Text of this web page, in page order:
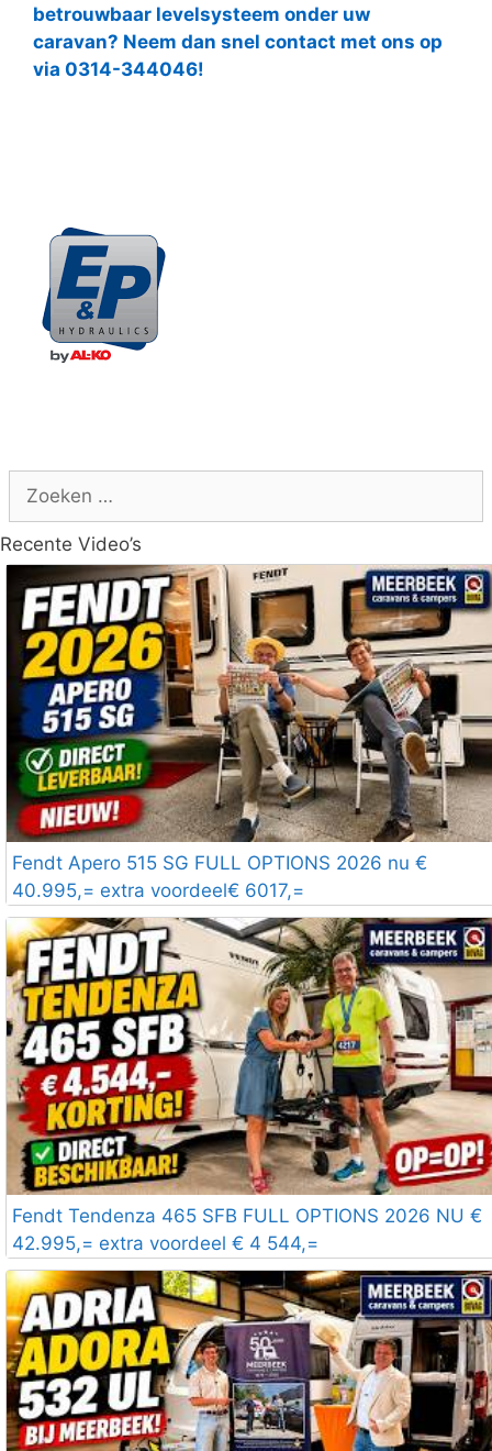
betrouwbaar levelsysteem onder uw
caravan? Neem dan snel contact met ons op
via 0314-344046!
Zoek
Recente Video’s
Fendt Apero 515 SG FULL OPTIONS 2026 nu €
40.995,= extra voordeel€ 6017,=
Fendt Tendenza 465 SFB FULL OPTIONS 2026 NU €
42.995,= extra voordeel € 4 544,=